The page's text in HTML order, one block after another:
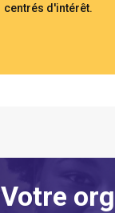
centrés d'intérêt.
Votre